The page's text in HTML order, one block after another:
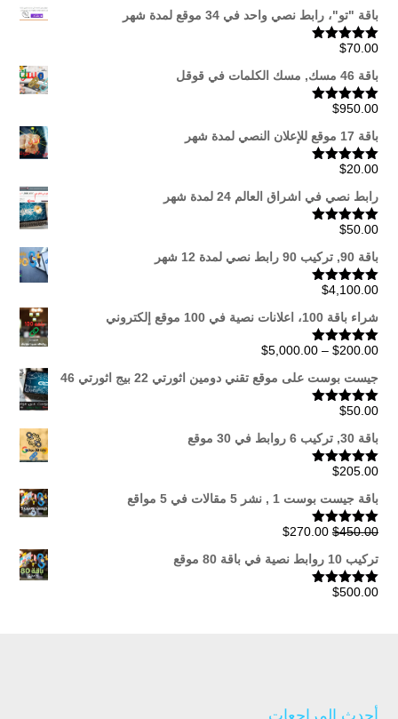
باقة "تو"، رابط نصي واحد في 34 موقع لمدة شهر
تم التقييم
$70.00
باقة 46 مسك, مسك الكلمات في قوقل
تم التقييم
$950.00
باقة 17 موقع للإعلان النصي لمدة شهر
تم التقييم
$20.00
رابط نصي في اشراق العالم 24 لمدة شهر
تم التقييم
$50.00
باقة 90, تركيب 90 رابط نصي لمدة 12 شهر
تم التقييم$4,100.00
شراء باقة 100، اعلانات نصية في 100 موقع إلكتروني
تم التقييم
$200.00
–
$5,000.00 نطاق
من
خلال
جيست بوست على موقع تقني دومين اثورتي 22 بيج اثورتي 46
تم التقييم
$50.00
باقة 30, تركيب 6 روابط في 30 موقع
تم التقييم
$205.00
باقة جيست بوست 1 , نشر 5 مقالات في 5 مواقع
تم التقييم
$450.00
السعر
الأصلي
هو:
$270.00 السعر
تركيب 10 روابط نصية في باقة 80 موقع
تم التقييم
$500.00
أحدث المراجعات